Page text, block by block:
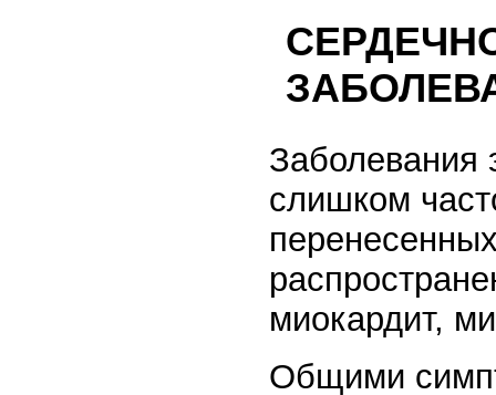
Заболевания
слишком
миокардит,
Общими